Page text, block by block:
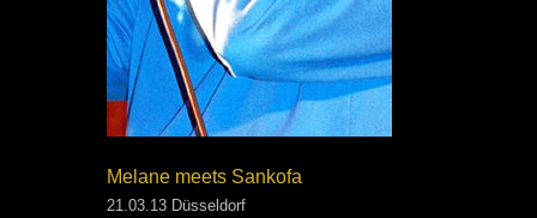
Melane meets Sankofa
21.03.13 Düsseldorf